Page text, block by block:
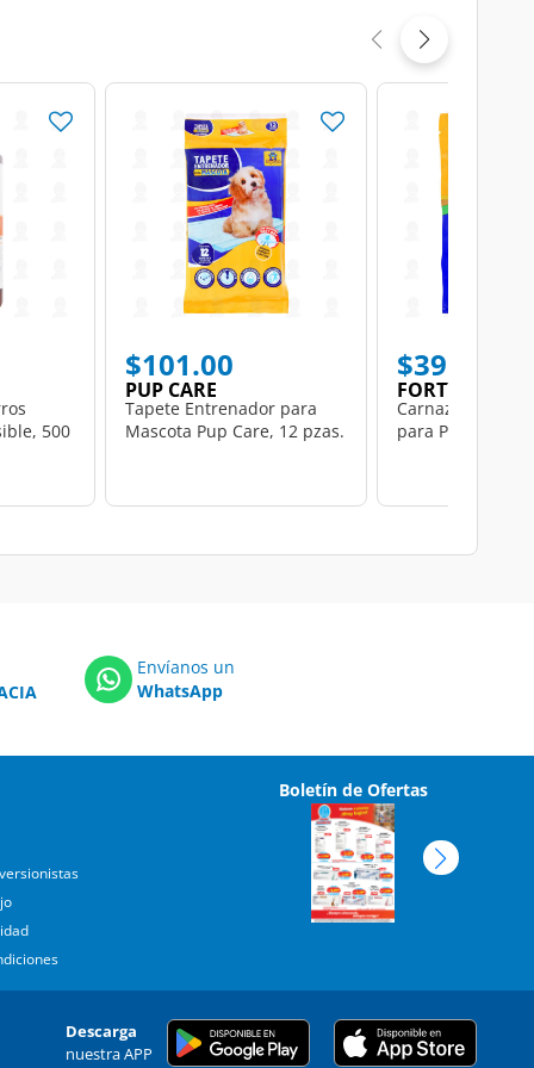
500
$101.00
PUP CARE
Tapete Entrenador para
Mascota Pup Care, 12 pzas.
$39.00
FORTY DOG
Carnaza Forty
para Perro, 8
Envíanos un
WhatsApp
Boletín de Ofertas
Descarga
nuestra APP